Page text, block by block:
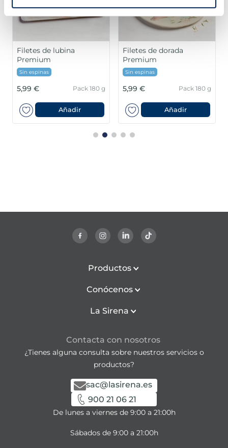
Filetes de lubina
Premium
Sin espinas
5,99 € Pack 180 g
Añadir
Filetes de dorada
Premium
Sin espinas
5,99 € Pack 180 g
Añadir
Productos
Conócenos
La Sirena
Contacta con nosotros
¿Tienes alguna consulta sobre nuestros servicios o
productos?
sac@lasirena.es
900 21 06 21
De lunes a viernes de 9:00 a 21:00h
Sábados de 9:00 a 21:00h